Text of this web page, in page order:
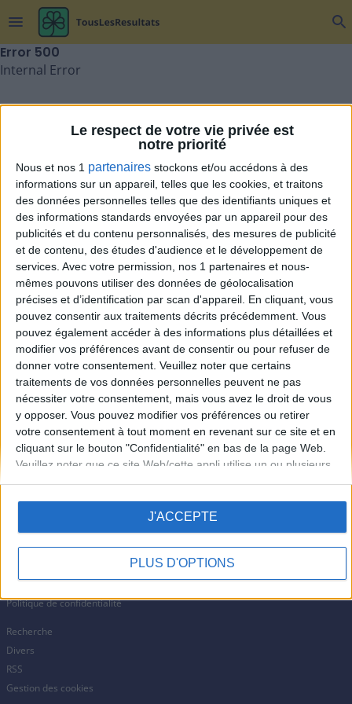
Le respect de votre vie privée est
notre priorité
Nous et nos 1 partenaires stockons et/ou accédons à des
informations sur un appareil, telles que les cookies, et traitons
des données personnelles telles que des identifiants uniques et
des informations standards envoyées par un appareil pour des
publicités et du contenu personnalisés, des mesures de publicité
et de contenu, des études d'audience et le développement de
services. Avec votre permission, nos 1 partenaires et nous-
mêmes pouvons utiliser des données de géolocalisation
précises et d’identification par scan d'appareil. En cliquant, vous
pouvez consentir aux traitements décrits précédemment. Vous
pouvez également accéder à des informations plus détaillées et
modifier vos préférences avant de consentir ou pour refuser de
donner votre consentement. Veuillez noter que certains
traitements de vos données personnelles peuvent ne pas
nécessiter votre consentement, mais vous avez le droit de vous
y opposer. Vous pouvez modifier vos préférences ou retirer
votre consentement à tout moment en revenant sur ce site et en
cliquant sur le bouton "Confidentialité" en bas de la page Web.
Veuillez noter que ce site Web/cette appli utilise un ou plusieurs
matière de visite ou d’utilisation. Vous pouvez cliquer pour
accorder ou refuser votre consentement à ce que Google et ses
balises tierces utilisent vos données aux fins indiquées ci-
dessous dans la rubrique de consentement de Google.
PLUS D'OPTIONS
J'ACCEPTE
menu search
Error 500
Internal Error
Tous les Résultats
Actualités
Résultats Euromillions
Résultats Loto
Résultats Keno
Résultats EuroDreams
Résultats Amigo
À propos
Mentions légales
Politique de confidentialité
Recherche
Divers
RSS
Gestion des cookies